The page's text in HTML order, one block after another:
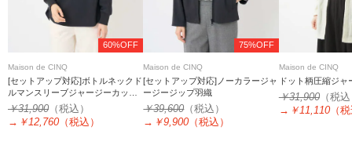
60%OFF
Maison de CINQ
[セットアップ対応]ボトルネックド
ルマンスリーブジャージーカット
ソー
￥31,900 （税込）
→ ￥12,760 （税込）
75%OFF
Maison de CINQ
[セットアップ対応]ノーカラージャ
ージージップ羽織
￥39,600（税込）
→ ￥9,900 （税込）
Maison de CINQ
ドット柄圧縮ジャ
￥31,900（税
→ ￥11,110（